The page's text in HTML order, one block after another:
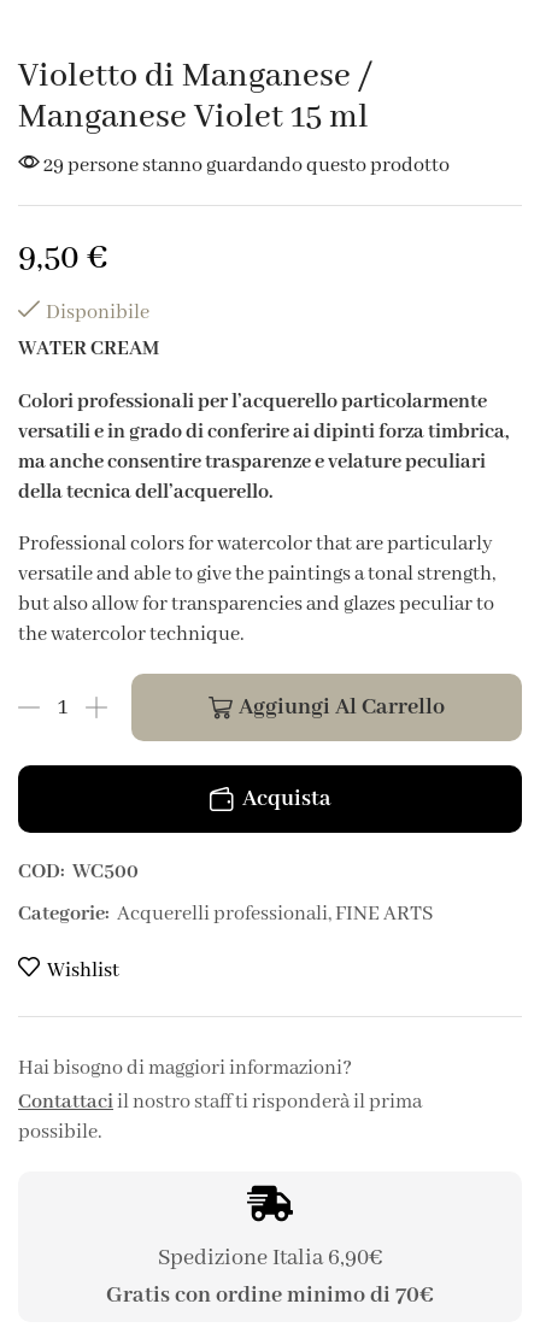
Violetto di Manganese /
Manganese Violet 15 ml
29 persone stanno guardando questo prodotto
9,50 €
Disponibile
WATER CREAM
Colori professionali per l’acquerello particolarmente
versatili e in grado di conferire ai dipinti forza timbrica,
ma anche consentire trasparenze e velature peculiari
della tecnica dell’acquerello.
Professional colors for watercolor that are particularly
versatile and able to give the paintings a tonal strength,
but also allow for transparencies and glazes peculiar to
the watercolor technique.
Aggiungi Al Carrello
Acquista
COD: WC500
Categorie: Acquerelli professionali,FINE ARTS
Wishlist
Hai bisogno di maggiori informazioni?
Contattaciil nostro staff ti risponderà il prima
possibile.
Spedizione Italia 6,90€
Gratis con ordine minimo di 70€